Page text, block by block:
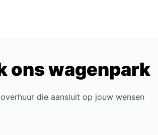
ons wagenpark
die aansluit op jouw wensen